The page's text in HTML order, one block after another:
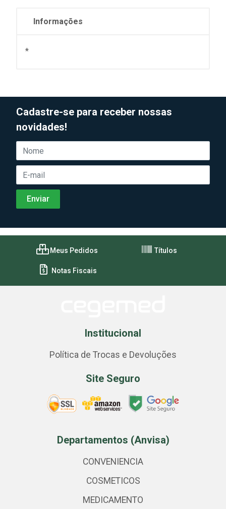
Informações
*
Cadastre-se para receber nossas
novidades!
Meus Pedidos Títulos
Notas Fiscais
Institucional
Política de Trocas e Devoluções
Site Seguro
Departamentos (Anvisa)
CONVENIENCIA
COSMETICOS
MEDICAMENTO